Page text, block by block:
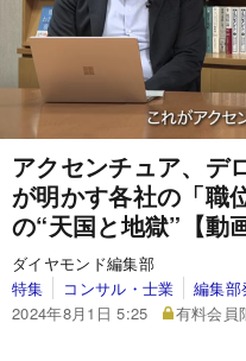
アクセンチュア、
が明かす各社の「職
の“天国と地獄”【動
ダイヤモンド編集部
特集
コンサル・士業
編集部
2024年8月1日 5:25
有料会員